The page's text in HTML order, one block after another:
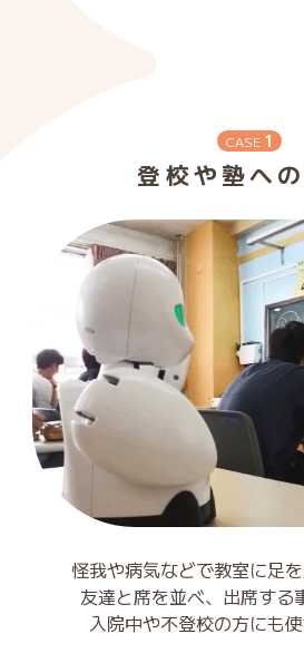
CASE 1
登校や塾へ
怪我や病気などで教室に足を
友達と席を並べ、出席する
入院中や不登校の方にも